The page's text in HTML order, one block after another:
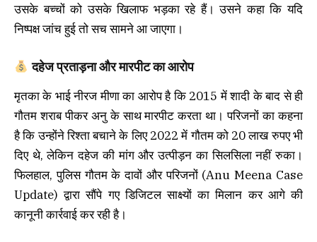
उसके बच्चों को उसके खिलाफ भड़का रहे हैं। उसने कहा कि यदि
निष्पक्ष जांच हुई तो सच सामने आ जाएगा।
दहेज प्रताड़ना और मारपीट का आरोप
मृतका के भाई नीरज मीणा का आरोप है कि 2015 में शादी के बाद से ही
गौतम शराब पीकर अनु के साथ मारपीट करता था। परिजनों का कहना
है कि उन्होंने रिश्ता बचाने के लिए 2022 में गौतम को 20 लाख रुपए भी
दिए थे, लेकिन दहेज की मांग और उत्पीड़न का सिलसिला नहीं रुका।
फिलहाल, पुलिस गौतम के दावों और परिजनों (Anu Meena Case
Update) द्वारा सौंपे गए डिजिटल साक्ष्यों का मिलान कर आगे की
कानूनी कार्रवाई कर रही है।